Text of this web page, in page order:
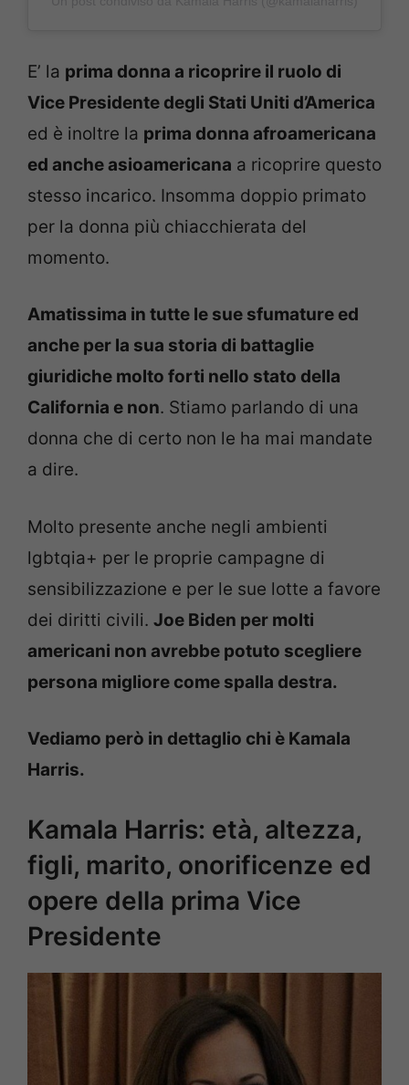
E’ la prima donna a ricoprire il ruolo di
Vice Presidente degli Stati Uniti d’America
ed è inoltre la prima donna afroamericana
ed anche asioamericana a ricoprire questo
stesso incarico. Insomma doppio primato
per la donna più chiacchierata del
momento.
Amatissima in tutte le sue sfumature ed
anche per la sua storia di battaglie
giuridiche molto forti nello stato della
California e non. Stiamo parlando di una
donna che di certo non le ha mai mandate
a dire.
Molto presente anche negli ambienti
lgbtqia+ per le proprie campagne di
sensibilizzazione e per le sue lotte a favore
dei diritti civili. Joe Biden per molti
americani non avrebbe potuto scegliere
persona migliore come spalla destra.
Vediamo però in dettaglio chi è Kamala
Harris.
Kamala Harris: età, altezza,
figli, marito, onorificenze ed
opere della prima Vice
Presidente